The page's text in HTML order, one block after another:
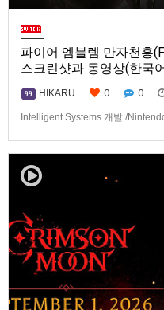
파이어 엠블렘 만자천홍
스크린샷과 동영상(한국
99 HIKARU 0 0
Intelligent Systems 개발 /